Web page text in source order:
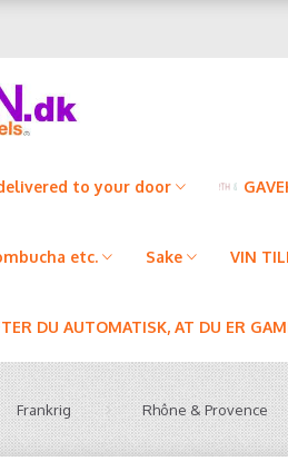
to your door
etc. Sake VIN
DU AUTOMATISK, AT DU ER
Frankrig Rhône & Provence